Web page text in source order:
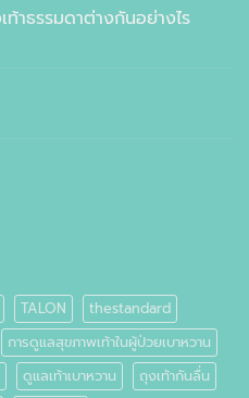
าธรรมดาต่างกันอย่างไร
TALON
thestandard
การดูแลสุขภาพเท้าในผู้ป่วยเบาหวาน
ดูแลเท้าเบาหวาน
ถุงเท้ากันลื่น